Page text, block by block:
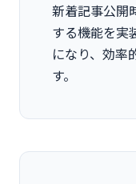
新着記事公開
する機能を実
になり、効率
す。